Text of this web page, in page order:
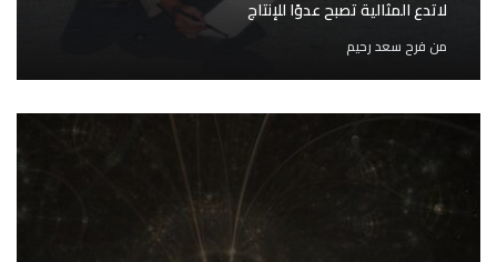
لاتدع المثالية تصبح عدوًا للإنتاج
من فرح سعد رحيم